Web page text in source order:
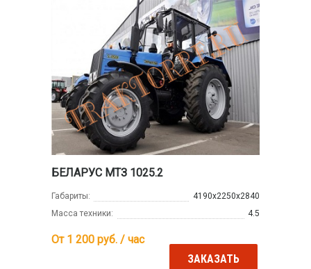
БЕЛАРУС МТЗ 1025.2
Габариты:
4190х2250х2840
Масса техники:
4.5
От 1 200 руб. / час
ЗАКАЗАТЬ